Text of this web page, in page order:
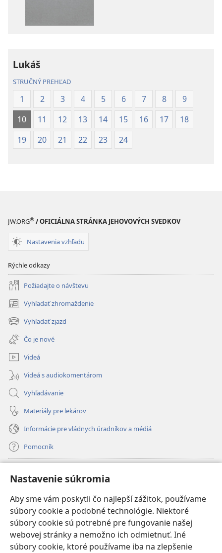
Nastavenie súkromia
Aby sme vám poskytli čo najlepší zážitok, používame
súbory cookie a podobné technológie. Niektoré
súbory cookie sú potrebné pre fungovanie našej
webovej stránky a nemožno ich odmietnuť. Iné
súbory cookie, ktoré používame iba na zlepšenie
Lukáš
STRUČNÝ PREHĽAD
1 2 3 4 5 6 7 8
9
10
11 12 13 14 15 16 17
18
19
20 21 22 23 24
JW.ORG® / OFICIÁLNA STRÁNKA JEHOVOVÝCH SVEDKOV
Nastavenia vzhľadu
Rýchle odkazy
Požiadajte o návštevu
Vyhľadať zhromaždenie
(otvorí
nové
okno)
Vyhľadať zjazd
(otvorí
nové
okno)
Čo je nové
Videá
Videá s audiokomentárom
Vyhľadávanie
Materiály pre lekárov
Informácie pre vládnych úradníkov a médiá
Pomocník
(otvorí
nové
okno)
INTERNETOVÁ KNIŽNICA Strážnej veže
(otvorí
nové
okno)JW Hub ®
(otvorí
nové
okno)JW Library